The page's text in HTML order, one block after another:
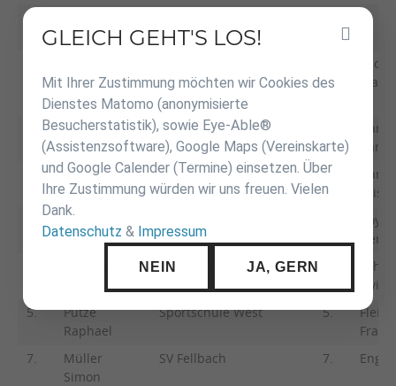
Andreas
Walter
Rafael
JS Roman Baur
Fischer
Moritz
JT Steinheim 3.
Koch Adrian
SV Böblingen
Livia
5.
Putze
Raphael
Sportschule West 5.
7.
Müller
Simon
SV Fellbach 7.
Inhalt
GLEICH GEHT'S LOS!
Mit Ihrer Zustimmung möchten wir Cookies des
Dienstes Matomo (anonymisierte
Besucherstatistik), sowie Eye-Able®
(Assistenzsoftware), Google Maps (Vereinskarte)
und Google Calender (Termine) einsetzen. Über
Ihre Zustimmung würden wir uns freuen. Vielen
Dank.
Datenschutz & Impressum
NEIN JA, GERN